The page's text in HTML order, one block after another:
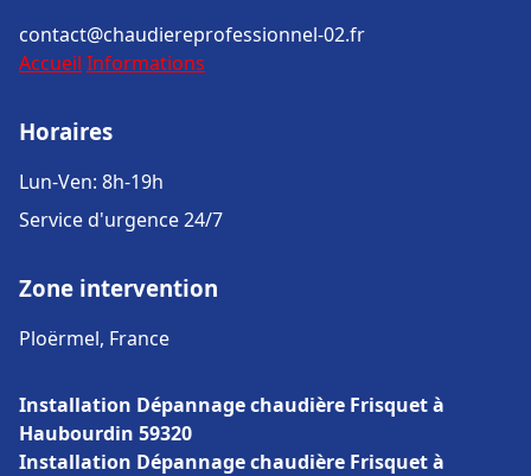
contact@chaudiereprofessionnel-02.fr
Accueil Informations
Horaires
Lun-Ven: 8h-19h
Service d'urgence 24/7
Zone intervention
Ploërmel, France
Installation Dépannage chaudière Frisquet à
Haubourdin 59320
Installation Dépannage chaudière Frisquet à